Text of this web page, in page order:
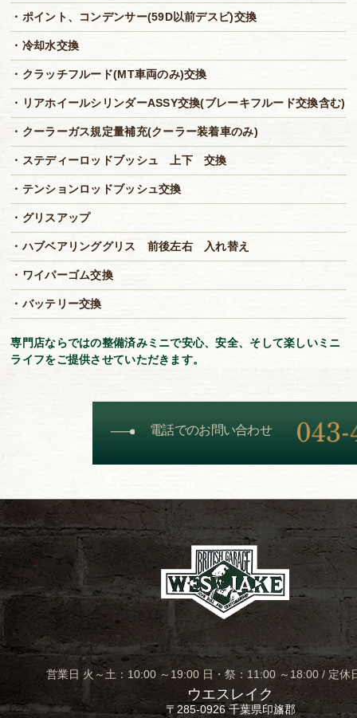
・ポイント、コンデンサー(59D以前デスビ)交換
・冷却水交換
・クラッチフルード(MT車両のみ)交換
・リアホイールシリンダーASSY交換(ブレーキフルード交換含む)
・クーラーガス規定量補充(クーラー装着車のみ)
・ステディーロッドブッシュ 上下 交換
・テンションロッドブッシュ交換
・グリスアップ
・ハブベアリンググリス 前後左右 入れ替え
・ワイパーゴム交換
・バッテリー交換
専門店ならではの整備済みミニで安心、安全、そして楽しいミニ
ライフをご提供させていただきます。
電話でのお問い合わせ
営業日 火～土：10:00 ～19:00 日・祭：11:00 ～18:00 / 定休
ウエスレイク
〒285-0926 千葉県印旛郡